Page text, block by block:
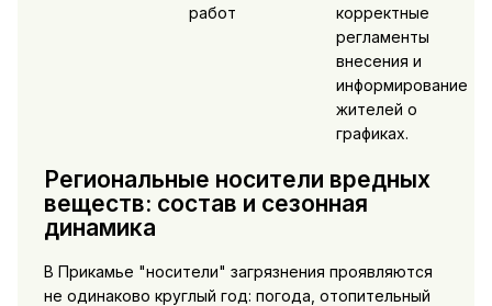
работ
корректные
регламенты
внесения и
информирование
жителей о
графиках.
Региональные носители вредных
веществ: состав и сезонная
динамика
В Прикамье "носители" загрязнения проявляются
не одинаково круглый год: погода, отопительный